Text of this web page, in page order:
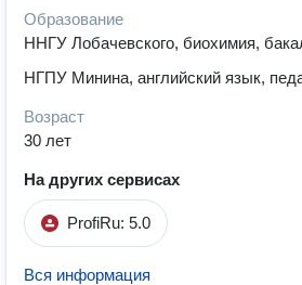
Образование
ННГУ Лобачевского, биохимия,
НГПУ Минина, английский язык,
Возраст
30 лет
На других сервисах
ProfiRu: 5.0
Вся информация